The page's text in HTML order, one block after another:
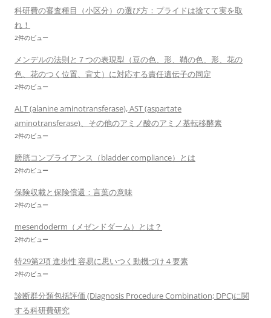
科研費の審査種目（小区分）の選び方：プライドは捨てて実を取
れ！
2件のビュー
メンデルの法則と７つの表現型（豆の色、形、鞘の色、形、花の
色、花のつく位置、背丈）に対応する責任遺伝子の同定
2件のビュー
ALT (alanine aminotransferase), AST (aspartate
aminotransferase)、その他のアミノ酸のアミノ基転移酵素
2件のビュー
膀胱コンプライアンス（bladder compliance）とは
2件のビュー
保険収載と保険償還：言葉の意味
2件のビュー
mesendoderm（メゼンドダーム）とは？
2件のビュー
特29第2項 進歩性 容易に思いつく動機づけ４要素
2件のビュー
診断群分類包括評価 (Diagnosis Procedure Combination; DPC)に関
する科研費研究